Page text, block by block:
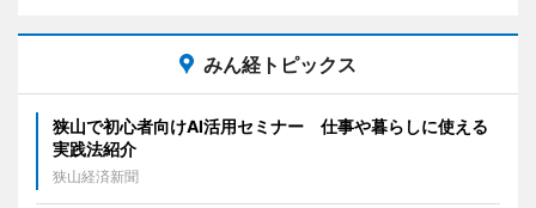
みん経トピックス
狭山で初心者向けAI活用セミナー 仕事や暮らしに使える
実践法紹介
狭山経済新聞